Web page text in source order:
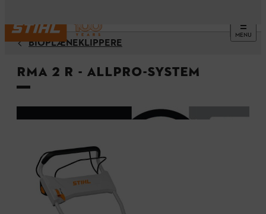
MENU
BIOPLÆNEKLIPPERE
RMA 2 R - ALLPRO-system